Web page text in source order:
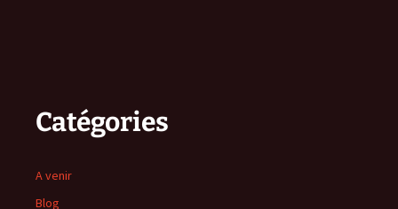
Catégories
A venir
Blog